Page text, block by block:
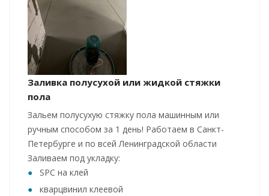
Заливка полусухой или жидкой стяжки
пола
Зальем полусухую стяжку пола машинным или
ручным способом за 1 день! Работаем в Санкт-
Петербурге и по всей Ленинградской области
Заливаем под укладку:
SPC на клей
кварцвинил клеевой